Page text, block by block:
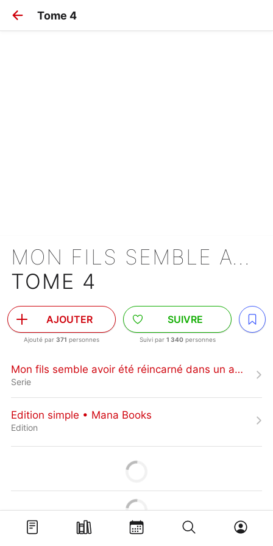
Tome 4
MON FILS SEMBLE AVOIR ÉTÉ RÉINCARNÉ DANS UN AUTRE MONDE
TOME 4
AJOUTER
Ajouté par 371 personnes
SUIVRE
Suivi par 1 340personnes
Mon fils semble avoir été réincarné dans un autre monde
Serie
Edition simple • Mana Books
Edition